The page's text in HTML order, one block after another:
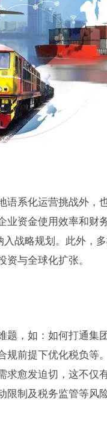
语系化运营挑战外，
业资金使用效率和财
战略规划。此外，
与全球化扩张。
题，如：如何打通集
规前提下优化税负等
求愈发迫切，这不仅
制及税务监管等风险